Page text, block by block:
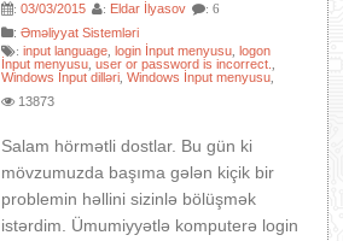
:03/03/2015 : Eldar İlyasov : 6
:Əməliyyat Sistemləri
:input language login İnput menyusu logon
İnput menyusu ,user or password is incorrect.
Windows İnput dilləri ,Windows İnput menyusu
13873
Salam hörmətli dostlar. Bu gün ki
mövzumuzda başıma gələn kiçik bir
problemin həllini sizinlə bölüşmək
istərdim. Ümumiyyətlə komputerə login